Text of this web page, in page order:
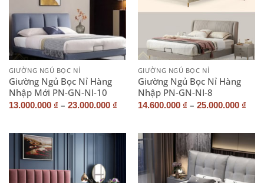
GIƯỜNG NGỦ BỌC NỈ
Giường Ngủ Bọc Nỉ Hàng
Nhập Mới PN-GN-NI-10
13.000.000 ₫ – 23.000.000 ₫
GIƯỜNG NGỦ BỌC NỈ
Giường Ngủ Bọc Nỉ Hàng
Nhập PN-GN-NI-8
14.600.000 ₫ – 25.000.000 ₫